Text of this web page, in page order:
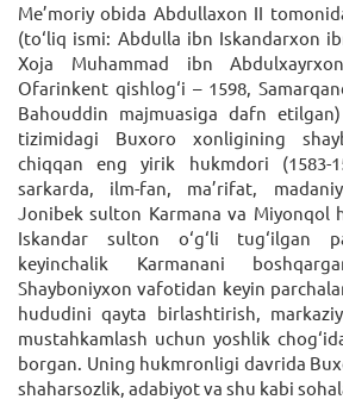
Me’moriy obida Abdullaxon II
(to‘liq ismi: Abdulla ibn Iskandarxon
Xoja Muhammad ibn
Ofarinkent qishlog‘i – 1598,
Bahouddin majmuasiga dafn
tizimidagi Buxoro xonligining
chiqqan eng yirik hukmdori (1583-
sarkarda, ilm-fan, ma’rifat,
Jonibek sulton Karmana va Miyonqol
Iskandar sulton o‘g‘li tug‘ilgan
keyinchalik Karmanani
Shayboniyxon vafotidan keyin
hududini qayta birlashtirish,
mustahkamlash uchun yoshlik
borgan. Uning hukmronligi davrida
shaharsozlik, adabiyot va shu kabi